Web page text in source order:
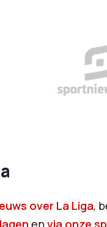
over La Liga,
envia onze